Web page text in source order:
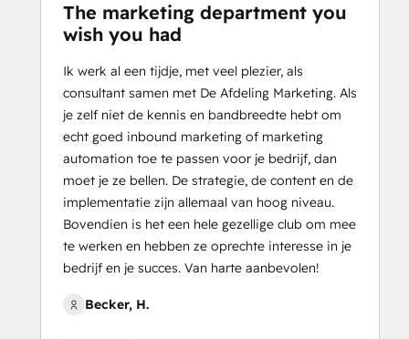
The marketing department you
wish you had
Ik werk al een tijdje, met veel plezier, als
consultant samen met De Afdeling Marketing. Als
je zelf niet de kennis en bandbreedte hebt om
echt goed inbound marketing of marketing
automation toe te passen voor je bedrijf, dan
moet je ze bellen. De strategie, de content en de
implementatie zijn allemaal van hoog niveau.
Bovendien is het een hele gezellige club om mee
te werken en hebben ze oprechte interesse in je
bedrijf en je succes. Van harte aanbevolen!
Becker, H.